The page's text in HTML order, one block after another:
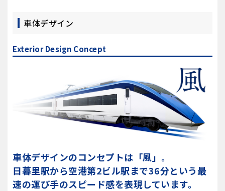
車体デザイン
Exterior Design Concept
車体デザインのコンセプトは「風」。
日暮里駅から空港第2ビル駅まで36分という最
速の運び手のスピード感を表現しています。